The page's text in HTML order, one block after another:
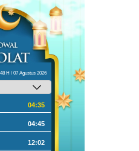
H / 07 Agustus 2026
04:35
04:45
12:02